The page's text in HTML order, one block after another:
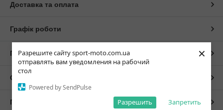
Разрешите сайту sport-moto.com.ua
отправлять вам уведомления на рабочий
стол
Powered by SendPulse
Запретить
Разрешить
×
Доставка та оплата
Графік роботи
Повна версія сайту
Сайт створено на маркетплейсі
Політика конфіденційності